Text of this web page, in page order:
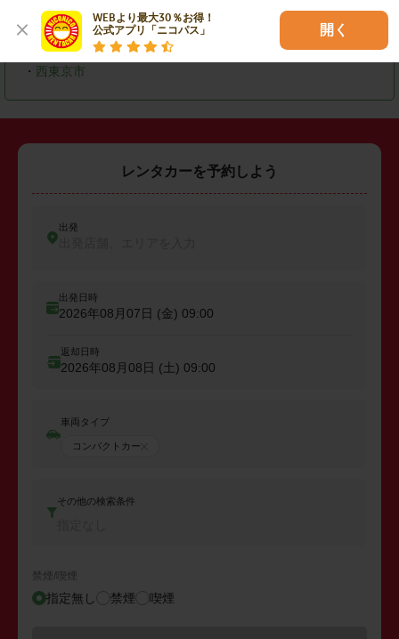
WEBより最大30％お得！
公式アプリ「ニコパス」
開く
国分寺市 ・国立市 ・福生市
東大和市 ・ 東久留米市 ・
・ 西東京市
レンタカーを予約しよう
出発
出発日時
2026年08月07日 (金) 09:00
返却日時
2026年08月08日 (土) 09:00
車両タイプ
コンパクトカー
その他の検索条件
禁煙/喫煙
指定無し 禁煙 喫煙